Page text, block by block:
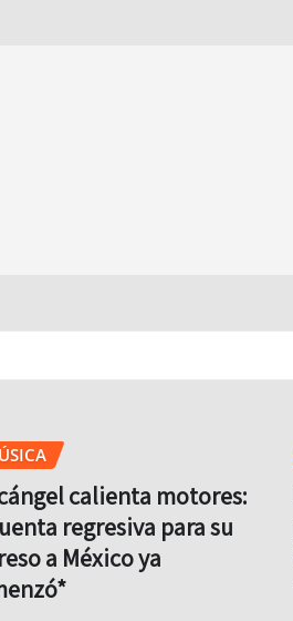
calienta motores:
regresiva para su
a México ya